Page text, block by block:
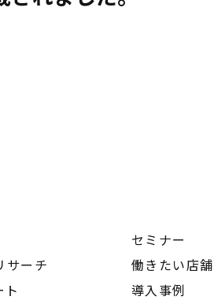
サーチ
セミナー
働きたい店
導入事例